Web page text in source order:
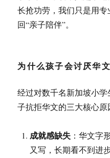
长抢功劳，我们只是用
回“亲子陪伴”。
为什么孩子会讨厌华
经过对数千名新加坡小学
子抗拒华文的三大核心原
成就感缺失 ：华文字
又写，长期看不到进